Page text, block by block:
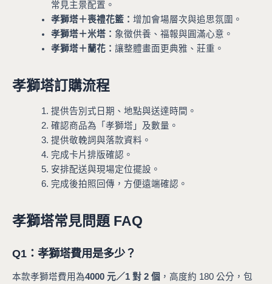
常見主景配置。
孝獅塔＋喪禮花籃： 增加會場層次與追思氛圍。
孝獅塔＋米塔： 象徵供養、福報與圓滿心意。
孝獅塔＋蘭花： 讓整體畫面更典雅、莊重。
孝獅塔訂購流程
提供告別式日期、地點與送達時間。
確認商品為「孝獅塔」及數量。
提供敬輓詞與落款資料。
完成卡片排版確認。
安排配送與現場定位擺設。
完成後拍照回傳，方便遠端確認。
孝獅塔常見問題 FAQ
Q1：孝獅塔費用是多少？
本款孝獅塔費用為4000 元／1 對 2 個 ，高度約 180 公分，包